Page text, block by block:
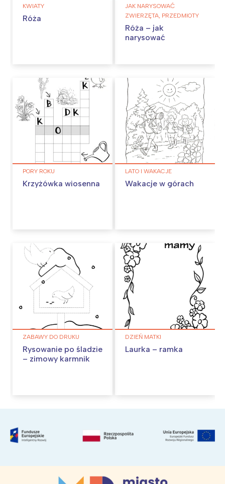
KWIATY
Róża
JAK NARYSOWAĆ
ZWIERZĘTA, PRZEDMIOTY
Róża – jak
narysować
PORY ROKU
Krzyżówka wiosenna
LATO I WAKACJE
Wakacje w górach
ZABAWY DO DRUKU
Rysowanie po śladzie
– zimowy karmnik
DZIEŃ MATKI
Laurka – ramka